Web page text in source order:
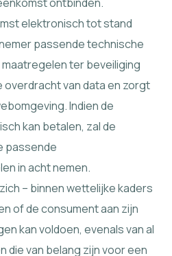
elektronisch tot stand
passende technische
ter beveiliging
overdracht van data en zorgt
Indien de
kan betalen, zal de
passende
in acht nemen.
– binnen wettelijke kaders
of de consument aan zijn
kan voldoen, evenals van al
die van belang zijn voor een